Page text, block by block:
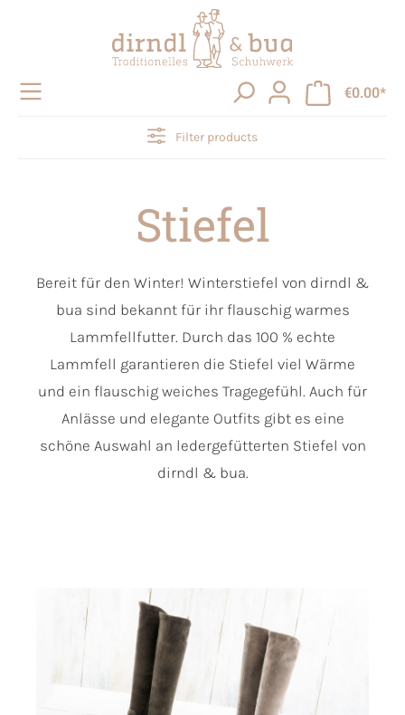
€0.00*
Filter products
Stiefel
Bereit für den Winter! Winterstiefel von dirndl &
bua sind bekannt für ihr flauschig warmes
Lammfellfutter. Durch das 100 % echte
Lammfell garantieren die Stiefel viel Wärme
und ein flauschig weiches Tragegefühl. Auch für
Anlässe und elegante Outfits gibt es eine
schöne Auswahl an ledergefütterten Stiefel von
dirndl & bua.